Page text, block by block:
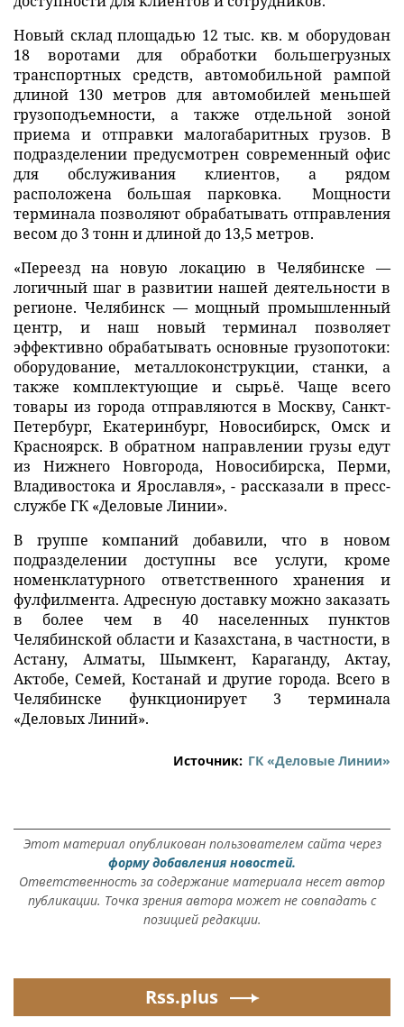
Новый склад площадью 12 тыс. кв. м оборудован
18 воротами для обработки большегрузных
транспортных средств, автомобильной рампой
длиной 130 метров для автомобилей меньшей
грузоподъемности, а также отдельной зоной
приема и отправки малогабаритных грузов. В
подразделении предусмотрен современный офис
для обслуживания клиентов, а рядом
расположена большая парковка. Мощности
терминала позволяют обрабатывать отправления
весом до 3 тонн и длиной до 13,5 метров.
«Переезд на новую локацию в Челябинске —
логичный шаг в развитии нашей деятельности в
регионе. Челябинск — мощный промышленный
центр, и наш новый терминал позволяет
эффективно обрабатывать основные грузопотоки:
оборудование, металлоконструкции, станки, а
также комплектующие и сырьё. Чаще всего
товары из города отправляются в Москву, Санкт-
Петербург, Екатеринбург, Новосибирск, Омск и
Красноярск. В обратном направлении грузы едут
из Нижнего Новгорода, Новосибирска, Перми,
Владивостока и Ярославля», - рассказали в пресс-
службе ГК «Деловые Линии».
В группе компаний добавили, что в новом
подразделении доступны все услуги, кроме
номенклатурного ответственного хранения и
фулфилмента. Адресную доставку можно заказать
в более чем в 40 населенных пунктов
Челябинской области и Казахстана, в частности, в
Астану, Алматы, Шымкент, Караганду, Актау,
Актобе, Семей, Костанай и другие города. Всего в
Челябинске функционирует 3 терминала
«Деловых Линий».
Источник: ГК «Деловые Линии»
Этот материал опубликован пользователем сайта через
форму добавления новостей.
Ответственность за содержание материала несет автор
публикации. Точка зрения автора может не совпадать с
позицией редакции.
Rss.plus